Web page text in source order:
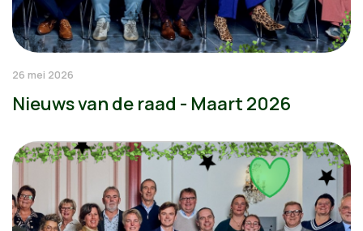
26 mei 2026
Nieuws van de raad - Maart 2026